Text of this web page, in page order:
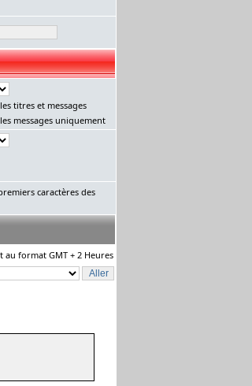
titres et messages
messages uniquement
caractères des
au format GMT + 2 Heures